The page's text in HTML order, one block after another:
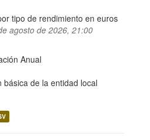
tipo de rendimiento en euros
agosto de 2026, 21:00
Anual
básica de la entidad local